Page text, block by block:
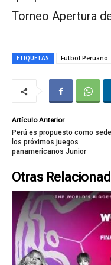
Torneo Apertura
ETIQUETAS Futbol Peruano
Artículo Anterior
Perú es propuesto como
los próximos juegos
panamericanos Junior
Otras